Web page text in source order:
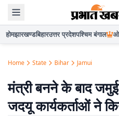
होमझारखण्डबिहारउत्तर प्रदेशपश्चिम बंगाल
Home State Bihar Jamui
मंत्री बनने के बाद जमुई
जदयू कार्यकर्ताओं ने